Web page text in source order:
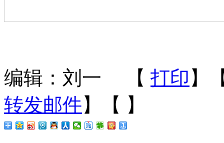
编辑：刘一 【 打印 】
转发邮件】【 】